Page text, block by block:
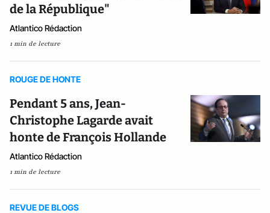
de la République"
Atlantico Rédaction
1 min de lecture
ROUGE DE HONTE
Pendant 5 ans, Jean-
Christophe Lagarde avait
honte de François Hollande
Atlantico Rédaction
1 min de lecture
REVUE DE BLOGS